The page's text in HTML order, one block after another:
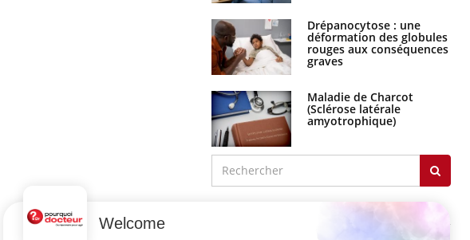
Drépanocytose : une
déformation des globules
rouges aux conséquences
graves
Maladie de Charcot
(Sclérose latérale
amyotrophique)
Welcome